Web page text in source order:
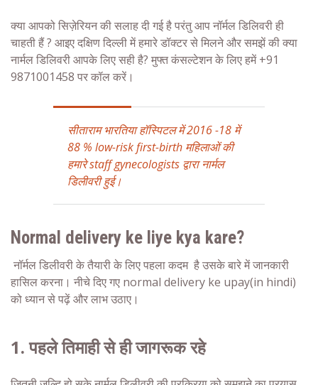
क्या आपको सिज़ेरियन की सलाह दी गई है परंतु आप नॉर्मल डिलिवरी ही
चाहती हैं ? आइए दक्षिण दिल्ली में हमारे डॉक्टर से मिलने और समझें की क्या
नार्मल डिलिवरी आपके लिए सही है? मुफ्त कंसल्टेशन के लिए हमें +91
9871001458 पर कॉल करें।
सीताराम भारतिया हॉस्पिटल में 2016 -18 में
88 % low-risk first-birth महिलाओं की
हमारे staff gynecologists द्वारा नार्मल
डिलीवरी हुई।
Normal delivery ke liye kya kare?
नॉर्मल डिलीवरी के तैयारी के लिए पहला कदम है उसके बारे में जानकारी
हासिल करना। नीचे दिए गए normal delivery ke upay(in hindi)
को ध्यान से पढ़ें और लाभ उठाए।
1. पहले तिमाही से हीजागरूकरहे